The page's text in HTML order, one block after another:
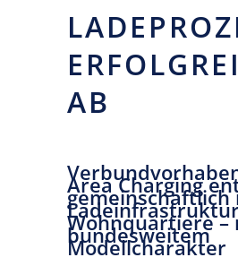
B
Area Charging
gemeinschaftlich
Wohnquartiere –
bundesweitem
Modellcharakter